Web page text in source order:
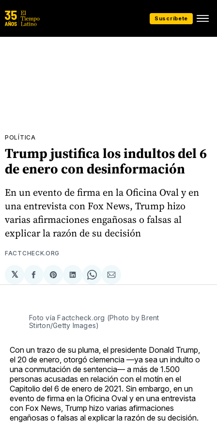
Suscríbete
POLÍTICA
Trump justifica los indultos del 6
de enero con desinformación
En un evento de firma en la Oficina Oval y en
una entrevista con Fox News, Trump hizo
varias afirmaciones engañosas o falsas al
explicar la razón de su decisión
FACTCHECK.ORG
𝕏
Compartir
en
Share
on
Compartir
en
Share
on
Compartir
via
Foto vía Factcheck.org (Photo by Brent
Stirton/Getty Images)
Con un trazo de su pluma, el presidente Donald Trump,
el 20 de enero, otorgó clemencia —ya sea un indulto o
una conmutación de sentencia— a más de 1.500
personas acusadas en relación con el motín en el
Capitolio del 6 de enero de 2021. Sin embargo, en un
evento de firma en la Oficina Oval y en una entrevista
con Fox News, Trump hizo varias afirmaciones
engañosas o falsas al explicar la razón de su decisión.